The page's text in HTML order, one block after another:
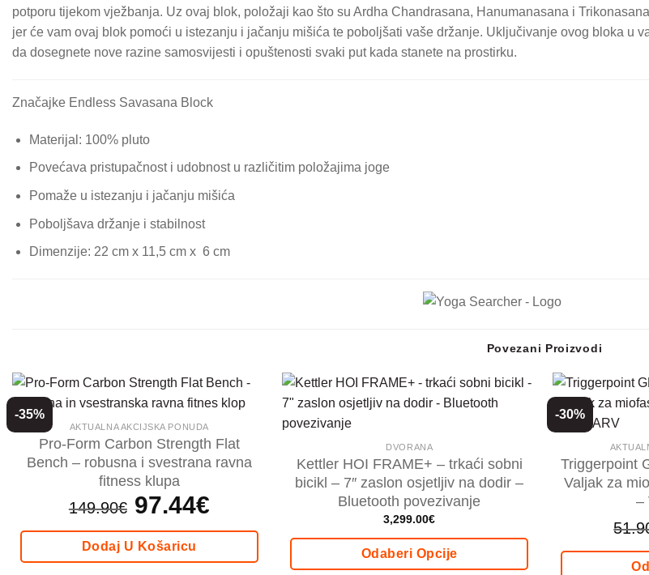
potporu tijekom vježbanja. Uz ovaj blok, položaji kao što su Ardha Chandrasana, Hanumanasana i
jer će vam ovaj blok pomoći u istezanju i jačanju mišića te poboljšati vaše držanje. Uključivanje ovog bloka u
da dosegnete nove razine samosvijesti i opuštenosti svaki put kada stanete na prostirku.
Značajke Endless Savasana Block
Materijal: 100% pluto
Povećava pristupačnost i udobnost u različitim položajima joge
Pomaže u istezanju i jačanju mišića
Poboljšava držanje i stabilnost
Dimenzije: 22 cm x 11,5 cm x 6 cm
Povezani Proizvodi
-35%
AKTUALNA AKCIJSKA PONUDA
Pro-Form Carbon Strength Flat
Bench – robusna i svestrana ravna
fitness klupa
149.90€
Izvorna
cijena
je:
149.90€.
97.44€Trenutna
cijena
97.44€.
Dodaj U Košaricu
DVORANA
Kettler HOI FRAME+ – trkaći sobni
bicikl – 7″ zaslon osjetljiv na dodir –
Bluetooth povezivanje
3,299.00€
Odaberi Opcije
-30%
Triggerpoint
Valjak za
–